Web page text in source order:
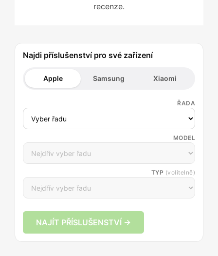
recenze.
Najdi příslušenství pro své zařízení
Apple Samsung Xiaomi
ŘADA
MODEL
TYP (volitelně)
NAJÍT PŘÍSLUŠENSTVÍ →